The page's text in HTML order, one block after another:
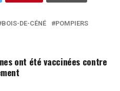
BOIS-DE-CÉNÉ
POMPIERS
ont été vaccinées contre